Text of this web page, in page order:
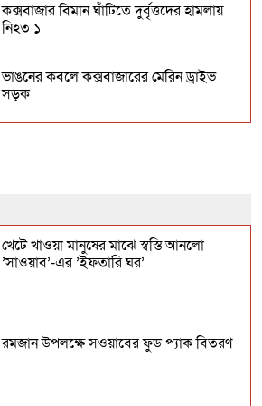
কক্সবাজার বিমান ঘাঁটিতে দুর্বৃত্তদের হামলায়
নিহত ১
ভাঙনের কবলে কক্সবাজারের মেরিন ড্রাইভ
সড়ক
এইচএসসি ও সমমান পরীক্ষার ফল প্রকাশ,
হাসনাত আবদুল্লাহর গাড়িতে হামলা : বিশেষ
খেটে খাওয়া মানুষের মাঝে স্বস্তি আনলো
’সাওয়াব’-এর ’ইফতারি ঘর’
রমজান উপলক্ষে সওয়াবের ফুড প্যাক বিতরণ